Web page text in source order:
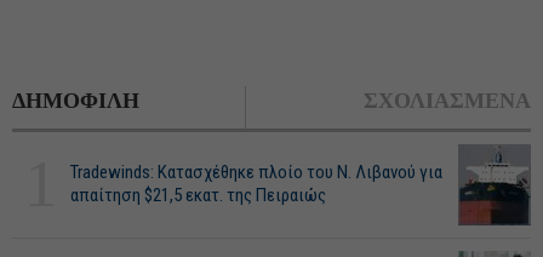
ΔΗΜΟΦΙΛΗ ΣΧΟΛΙΑΣΜΕΝΑ
Tradewinds: Κατασχέθηκε πλοίο του Ν. Λιβανού για
απαίτηση $21,5 εκατ. της Πειραιώς